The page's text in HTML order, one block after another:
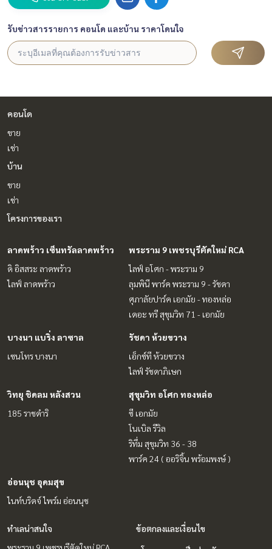
รับข่าวสารรายการ คอนโด และบ้าน ราคาโดนใจ
คอนโด
ขาย
เช่า
บ้าน
ขาย
เช่า
โครงการของเรา
ลาดพร้าว เซ็นทรัลลาดพร้าว
ดิ อิสสระ ลาดพร้าว
ไลฟ์ ลาดพร้าว
พระราม 9 เพชรบุรีตัดใหม่ RCA
ไลฟ์ อโศก - พระราม 9
ลุมพินี พาร์ค พระราม 9 - รัชดา
ศุภาลัยปาร์ค เอกมัย - ทองหล่อ
เดอะ ทรี สุขุมวิท 71 - เอกมัย
บางนา แบริ่ง ลาซาล
เซนโทร บางนา
รัชดา ห้วยขวาง
เอ็กซ์ที ห้วยขวาง
ไลฟ์ รัชดาภิเษก
วิทยุ ชิดลม หลังสวน
185 ราชดำริ
สุขุมวิท อโศก ทองหล่อ
ซี เอกมัย
โนเบิล รีวิล
ริทึ่ม สุขุมวิท 36 - 38
พาร์ค 24 ( ออริจิ้น พร้อมพงษ์ )
อ่อนนุช อุดมสุข
ไนท์บริดจ์ ไพร์ม อ่อนนุช
ทำเลน่าสนใจ
ข้อตกลงและเงื่อนไข